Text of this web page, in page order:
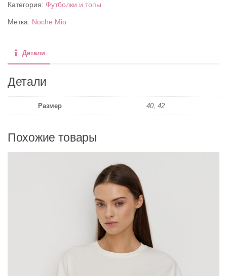
Категория: Футболки и топы
Метка: Noche Mio
Детали
Детали
Размер 40, 42
Похожие товары